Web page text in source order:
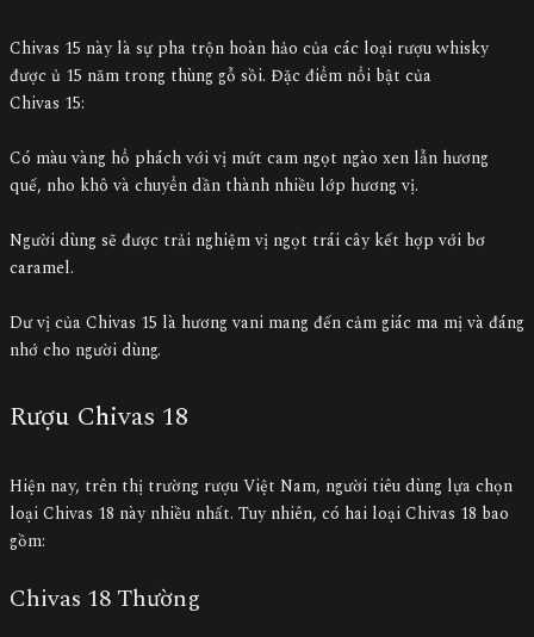
Chivas 15 này là sự pha trộn hoàn hảo của các loại rượu whisky
được ủ 15 năm trong thùng gỗ sồi. Đặc điểm nổi bật của
Chivas 15:
Có màu vàng hổ phách với vị mứt cam ngọt ngào xen lẫn hương
quế, nho khô và chuyển dần thành nhiều lớp hương vị.
Người dùng sẽ được trải nghiệm vị ngọt trái cây kết hợp với bơ
caramel.
Dư vị của Chivas 15 là hương vani mang đến cảm giác ma mị và đáng
nhớ cho người dùng.
Rượu Chivas 18
Hiện nay, trên thị trường rượu Việt Nam, người tiêu dùng lựa chọn
loại Chivas 18 này nhiều nhất. Tuy nhiên, có hai loại Chivas 18 bao
gồm:
Chivas 18 Thường